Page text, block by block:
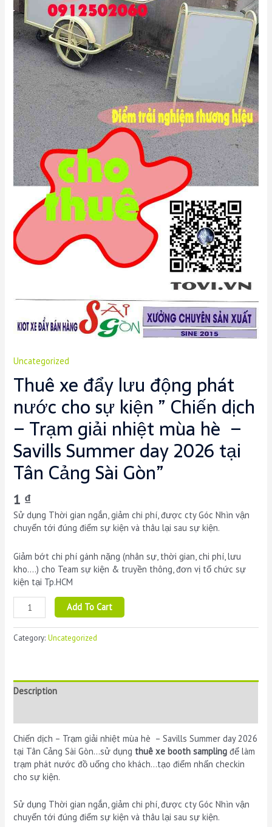
Uncategorized
Thuê xe đẩy lưu động phát
nước cho sự kiện ” Chiến dịch
– Trạm giải nhiệt mùa hè –
Savills Summer day 2026 tại
Tân Cảng Sài Gòn”
1 ₫
Sử dụng Thời gian ngắn, giảm chi phí, được cty Góc Nhìn vận
chuyển tới đúng điểm sự kiện và thâu lại sau sự kiện.
Giảm bớt chi phí gánh nặng (nhân sự, thời gian, chi phí, lưu
kho….) cho Team sự kiện & truyền thông, đơn vị tổ chức sự
kiện tại Tp.HCM
Thuê
xe
đẩy
lưu
nước
cho
Chiến
dịch
-
Trạm
nhiệt
mùa
Add To Cart
Category:Uncategorized
Description
Chiến dịch – Trạm giải nhiệt mùa hè – Savills Summer day 2026
tại Tân Cảng Sài Gòn…sử dụng thuê xe booth sampling để làm
trạm phát nước đồ uống cho khách…tạo điểm nhấn checkin
cho sự kiện.
Sử dụng Thời gian ngắn, giảm chi phí, được cty Góc Nhìn vận
chuyển tới đúng điểm sự kiện và thâu lại sau sự kiện.